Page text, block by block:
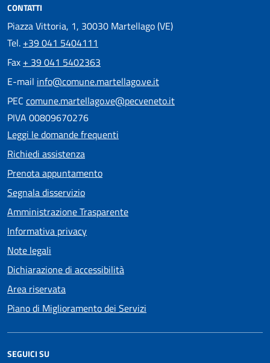
CONTATTI
Piazza Vittoria, 1, 30030 Martellago (VE)
Tel. +39 041 5404111
Fax + 39 041 5402363
E-mail info@comune.martellago.ve.it
PEC comune.martellago.ve@pecveneto.it
PIVA 00809670276
Leggi le domande frequenti
Richiedi assistenza
Prenota appuntamento
Segnala disservizio
Amministrazione Trasparente
Informativa privacy
Note legali
Dichiarazione di accessibilità
Area riservata
Piano di Miglioramento dei Servizi
SEGUICI SU